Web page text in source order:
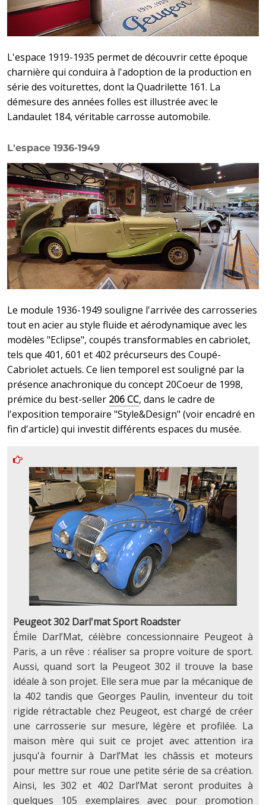
L'espace 1919-1935 permet de découvrir cette époque
charnière qui conduira à l'adoption de la production en
série des voiturettes, dont la Quadrilette 161. La
démesure des années folles est illustrée avec le
Landaulet 184, véritable carrosse automobile.
L'espace 1936-1949
Le module 1936-1949 souligne l'arrivée des carrosseries
tout en acier au style fluide et aérodynamique avec les
modèles "Eclipse", coupés transformables en cabriolet,
tels que 401, 601 et 402 précurseurs des Coupé-
Cabriolet actuels. Ce lien temporel est souligné par la
présence anachronique du concept 20Coeur de 1998,
prémice du best-seller 206 CC, dans le cadre de
l'exposition temporaire "Style&Design" (voir encadré en
fin d'article) qui investit différents espaces du musée.
Peugeot 302 Darl'mat Sport Roadster
Émile Darl’Mat, célèbre concessionnaire Peugeot à
Paris, a un rêve : réaliser sa propre voiture de sport.
Aussi, quand sort la Peugeot 302 il trouve la base
idéale à son projet. Elle sera mue par la mécanique de
la 402 tandis que Georges Paulin, inventeur du toit
rigide rétractable chez Peugeot, est chargé de créer
une carrosserie sur mesure, légère et profilée. La
maison mère qui suit ce projet avec attention ira
jusqu'à fournir à Darl’Mat les châssis et moteurs
pour mettre sur roue une petite série de sa création.
Ainsi, les 302 et 402 Darl’Mat seront produites à
quelques 105 exemplaires avec pour promotion